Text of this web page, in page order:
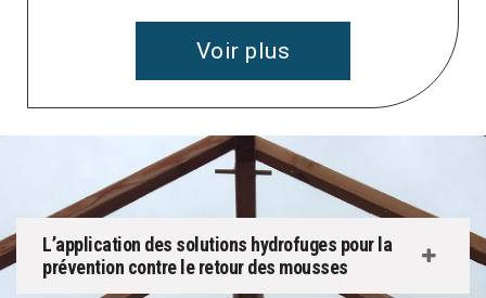
Voir plus
L’application des solutions hydrofuges pour la
prévention contre le retour des mousses